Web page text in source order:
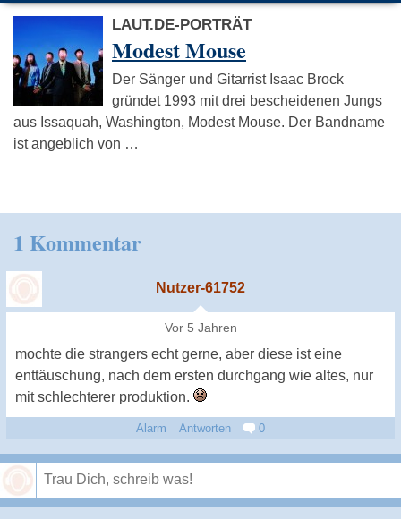
LAUT.DE-PORTRÄT
Modest Mouse
Der Sänger und Gitarrist Isaac Brock
gründet 1993 mit drei bescheidenen Jungs
aus Issaquah, Washington, Modest Mouse. Der Bandname
ist angeblich von …
1 Kommentar
Nutzer-61752
Vor 5 Jahren
mochte die strangers echt gerne, aber diese ist eine
enttäuschung, nach dem ersten durchgang wie altes, nur
mit schlechterer produktion.
Alarm Antworten 0